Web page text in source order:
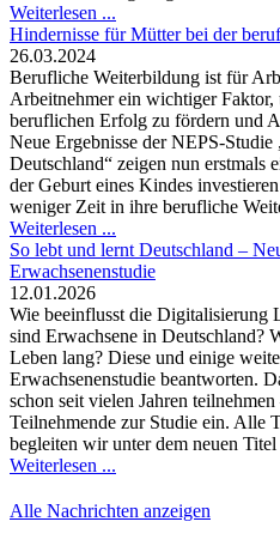
Weiterlesen ...
Hindernisse für Mütter bei der
26.03.2024
Berufliche Weiterbildung ist für
Arbeitnehmer ein wichtiger Faktor,
beruflichen Erfolg zu fördern und
Neue Ergebnisse der NEPS-
Deutschland“ zeigen nun erstmals
der Geburt eines Kindes
weniger Zeit in ihre berufliche
Weiterlesen ...
So lebt und lernt Deutschland –
Erwachsenenstudie
12.01.2026
Wie beeinflusst die Digitalisierung
sind Erwachsene in Deutschland?
Leben lang? Diese und einige
Erwachsenenstudie beantworten.
schon seit vielen Jahren
Teilnehmende zur Studie ein. Alle
begleiten wir unter dem neuen
Weiterlesen ...
Alle Nachrichten anzeigen